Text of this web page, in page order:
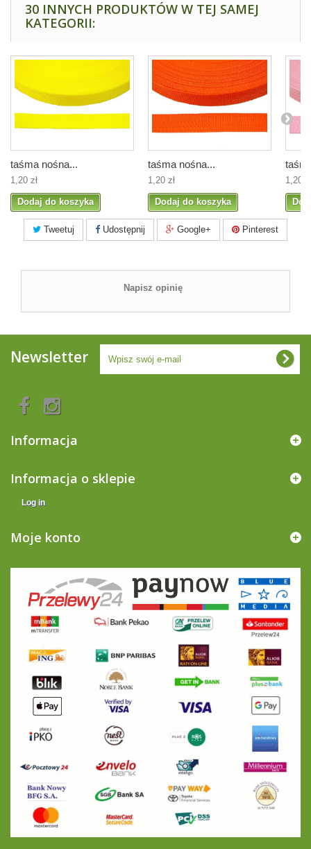
30 INNYCH PRODUKTÓW W TEJ SAMEJ
KATEGORII:
taśma nośna...
1,20 zł
Dodaj do koszyka
taśma nośna...
1,20 zł
Dodaj do koszyka
1,20
Tweetuj Udostępnij Google+ Pinterest
Napisz opinię
Newsletter
Informacja
Informacja o sklepie
Log in
Moje konto